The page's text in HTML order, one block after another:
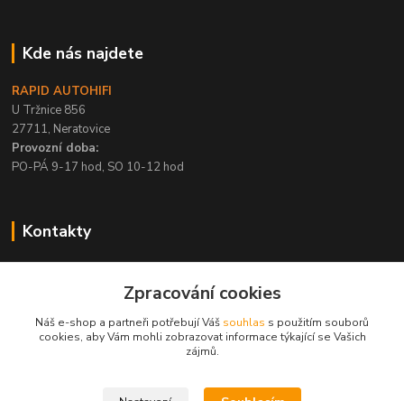
Kde nás najdete
RAPID AUTOHIFI
U Tržnice 856
27711, Neratovice
Provozní doba:
PO-PÁ 9-17 hod, SO 10-12 hod
Kontakty
PO-PÁ / 9-17 hod, SO 10-12 hod
info@rapid-autohifi.com
Zpracování cookies
Náš e-shop a partneři potřebují Váš souhlas s použitím souborů
cookies, aby Vám mohli zobrazovat informace týkající se Vašich
zájmů.